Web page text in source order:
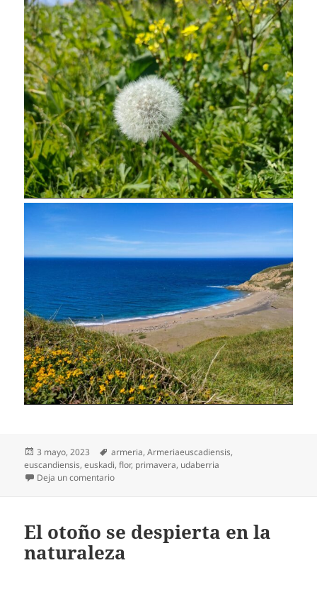
Publicado
el
3 mayo, 2023 Etiquetas
armeria,Armeriaeuscadiensis,
euscandiensis,euskadi,flor, primavera, udaberria
Deja un comentarioen Armeria Euscadiensis, la flor que nace solo en
El otoño se despierta en la
naturaleza